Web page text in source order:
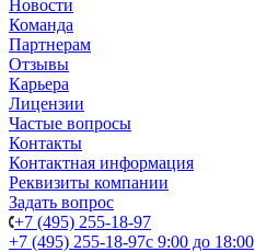
Новости
Команда
Партнерам
Отзывы
Карьера
Лицензии
Частые вопросы
Контакты
Контактная информация
Реквизиты компании
Задать вопрос
+7 (495) 255-18-97
+7 (495) 255-18-97с 9:00 до 18:00